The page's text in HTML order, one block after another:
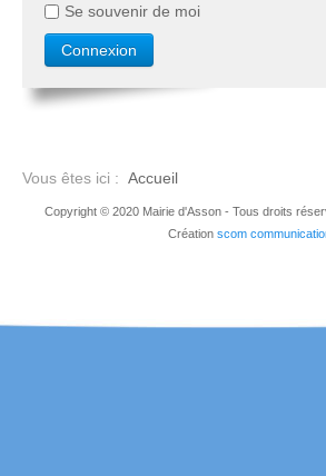
Se souvenir de moi
Vous êtes ici : Accueil
Copyright © 2020 Mairie d'Asson - Tous droits
Création scom